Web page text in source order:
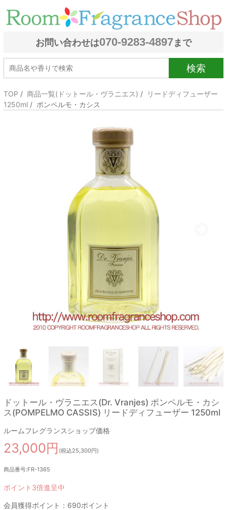
お問い合わせは070-9283-4897まで
検索
TOP / 商品一覧(ドットール・ヴラニエス) /
リードディフューザー
1250ml / ポンペルモ・カシス
ドットール・ヴラニエス(Dr. Vranjes) ポンペルモ・カシ
ス(POMPELMO CASSIS) リードディフューザー 1250ml
ルームフレグランスショップ価格
23,000円 (税込25,300円)
商品番号:FR-1365
ポイント3倍進呈中
会員獲得ポイント：690ポイント